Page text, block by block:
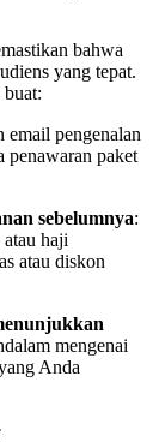
bahwa
yang tepat.
email pengenalan
penawaran paket
sebelumnya:
haji
atau diskon
mengenai
Anda